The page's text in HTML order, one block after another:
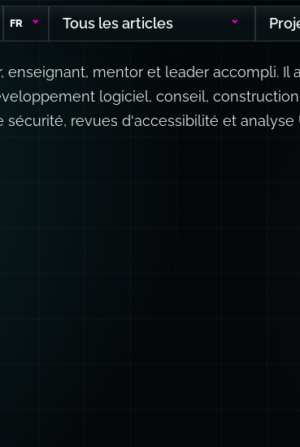
FR Tous les articles
enseignant, mentor et leader accompli. Il
logiciel, conseil,
sécurité, revues d'accessibilité et analyse